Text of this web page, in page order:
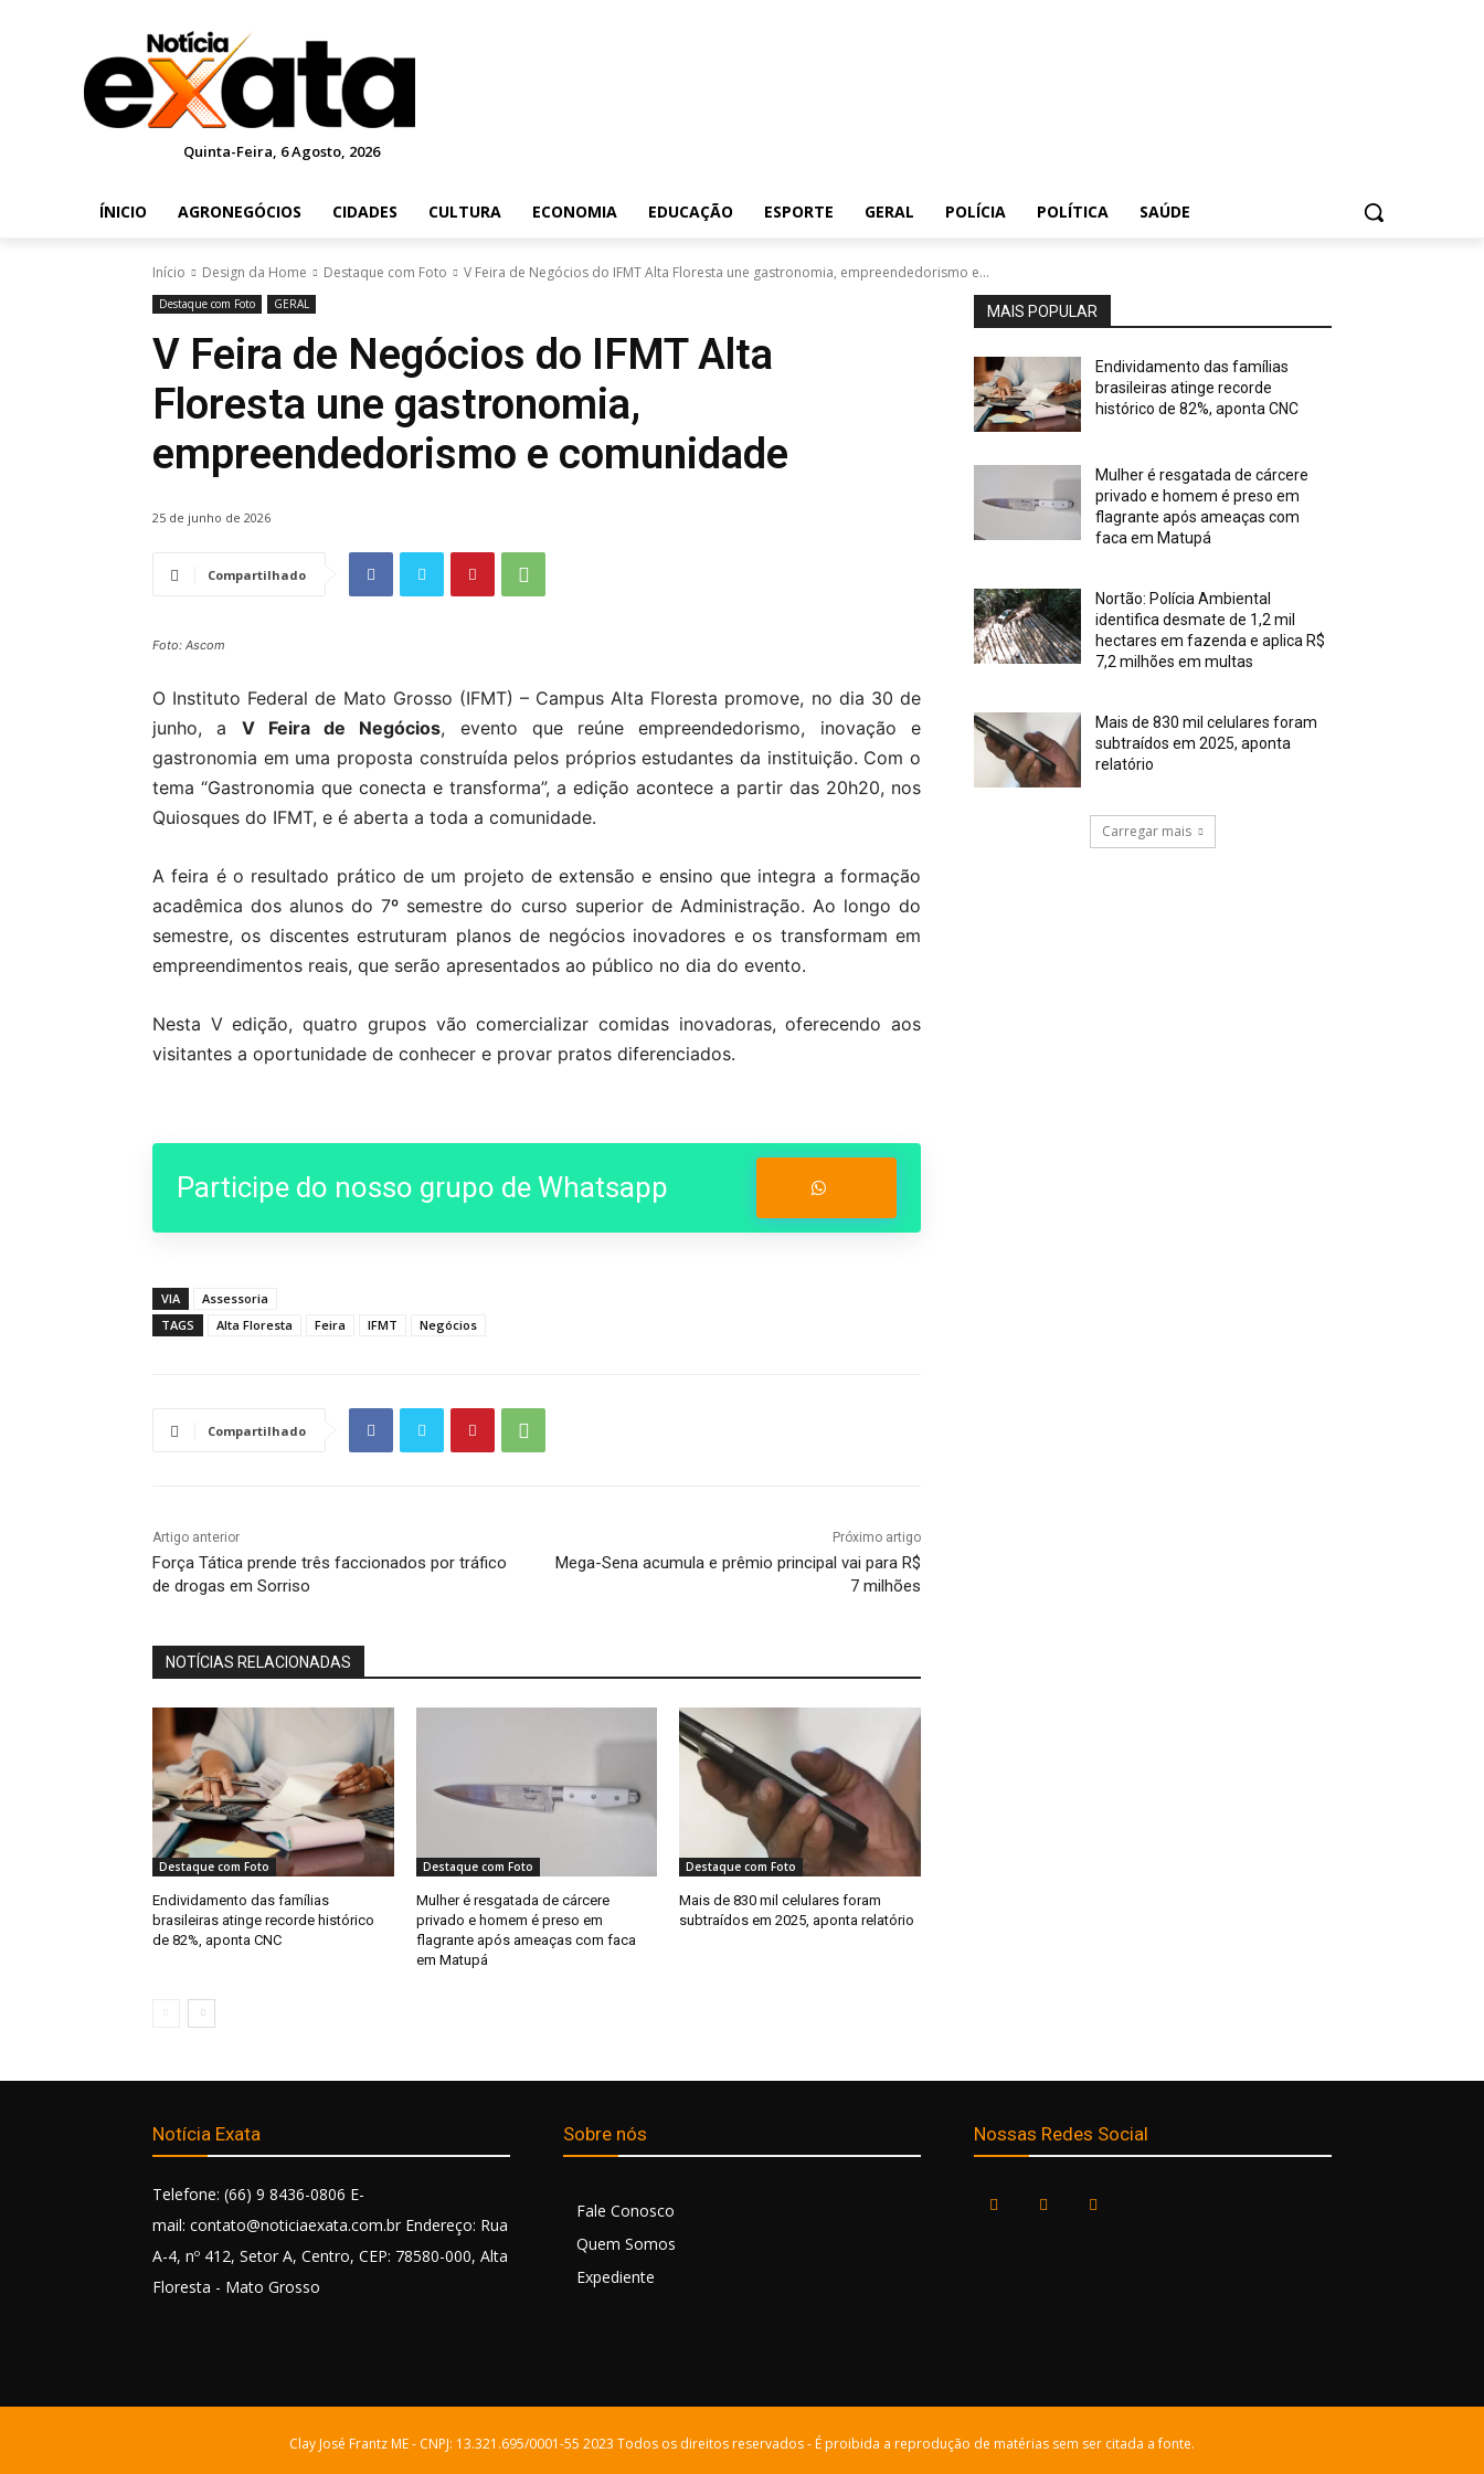
Quinta-Feira, 6 Agosto, 2026
ÍNICIO AGRONEGÓCIOS CIDADES CULTURA ECONOMIA EDUCAÇÃO ESPORTE GERAL POLÍCIA POLÍTICA SAÚDE
Início Design da Home Destaque com Foto V Feira de Negócios do IFMT Alta Floresta une gastronomia, empreendedorismo e...
Destaque com Foto GERAL
V Feira de Negócios do IFMT Alta
Floresta une gastronomia,
empreendedorismo e comunidade
25 de junho de 2026
Compartilhado
Foto: Ascom
O Instituto Federal de Mato Grosso (IFMT) – Campus Alta Floresta promove, no dia 30 de
junho, a V Feira de Negócios, evento que reúne empreendedorismo, inovação e
gastronomia em uma proposta construída pelos próprios estudantes da instituição. Com o
tema “Gastronomia que conecta e transforma”, a edição acontece a partir das 20h20, nos
Quiosques do IFMT, e é aberta a toda a comunidade.
A feira é o resultado prático de um projeto de extensão e ensino que integra a formação
acadêmica dos alunos do 7º semestre do curso superior de Administração. Ao longo do
semestre, os discentes estruturam planos de negócios inovadores e os transformam em
empreendimentos reais, que serão apresentados ao público no dia do evento.
Nesta V edição, quatro grupos vão comercializar comidas inovadoras, oferecendo aos
visitantes a oportunidade de conhecer e provar pratos diferenciados.
Participe do nosso grupo de Whatsapp
VIA
Assessoria
TAGS
Alta Floresta Feira IFMT Negócios
Compartilhado
Artigo anterior
Força Tática prende três faccionados por tráfico
de drogas em Sorriso
Próximo artigo
Mega-Sena acumula e prêmio principal vai para R$
7 milhões
NOTÍCIAS RELACIONADAS
Destaque com Foto
Endividamento das famílias
brasileiras atinge recorde histórico
de 82%, aponta CNC
Destaque com Foto
Mulher é resgatada de cárcere
privado e homem é preso em
flagrante após ameaças com faca
em Matupá
Destaque com Foto
Mais de 830 mil celulares foram
subtraídos em 2025, aponta relatório
MAIS POPULAR
Endividamento das famílias
brasileiras atinge recorde
histórico de 82%, aponta CNC
Mulher é resgatada de cárcere
privado e homem é preso em
flagrante após ameaças com
faca em Matupá
Nortão: Polícia Ambiental
identifica desmate de 1,2 mil
hectares em fazenda e aplica R$
7,2 milhões em multas
Mais de 830 mil celulares foram
subtraídos em 2025, aponta
relatório
Carregar mais
Notícia Exata
Telefone: (66) 9 8436-0806 E-
mail: contato@noticiaexata.com.br Endereço: Rua
A-4, nº 412, Setor A, Centro, CEP: 78580-000, Alta
Floresta - Mato Grosso
Sobre nós
Fale Conosco
Quem Somos
Expediente
Nossas Redes Social
Clay José Frantz ME - CNPJ: 13.321.695/0001-55 2023 Todos os direitos reservados - É proibida a reprodução de matérias sem ser citada a fonte.